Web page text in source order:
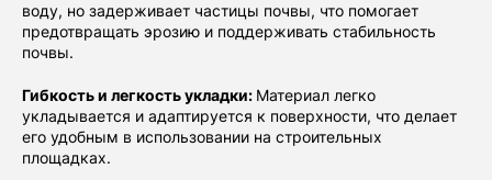
воду, но задерживает частицы почвы, что помогает
предотвращать эрозию и поддерживать стабильность
почвы.
Гибкость и легкость укладки: Материал легко
укладывается и адаптируется к поверхности, что делает
его удобным в использовании на строительных
площадках.